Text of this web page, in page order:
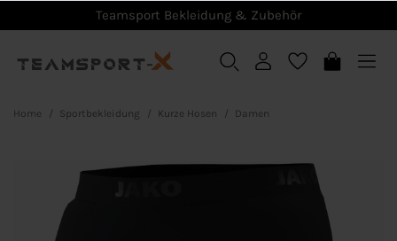
Teamsport Bekleidung & Zubehör
Home Sportbekleidung Kurze Hosen Damen